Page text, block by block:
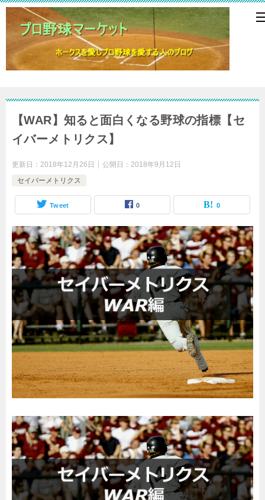
【WAR】知ると面白くなる野球の指標【セ
イバーメトリクス】
更新日： 2018年12月26日 公開日： 2018年9月12日
セイバーメトリクス
Tweet 0 0